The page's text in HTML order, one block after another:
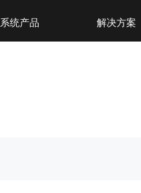
系统产品 解决方案